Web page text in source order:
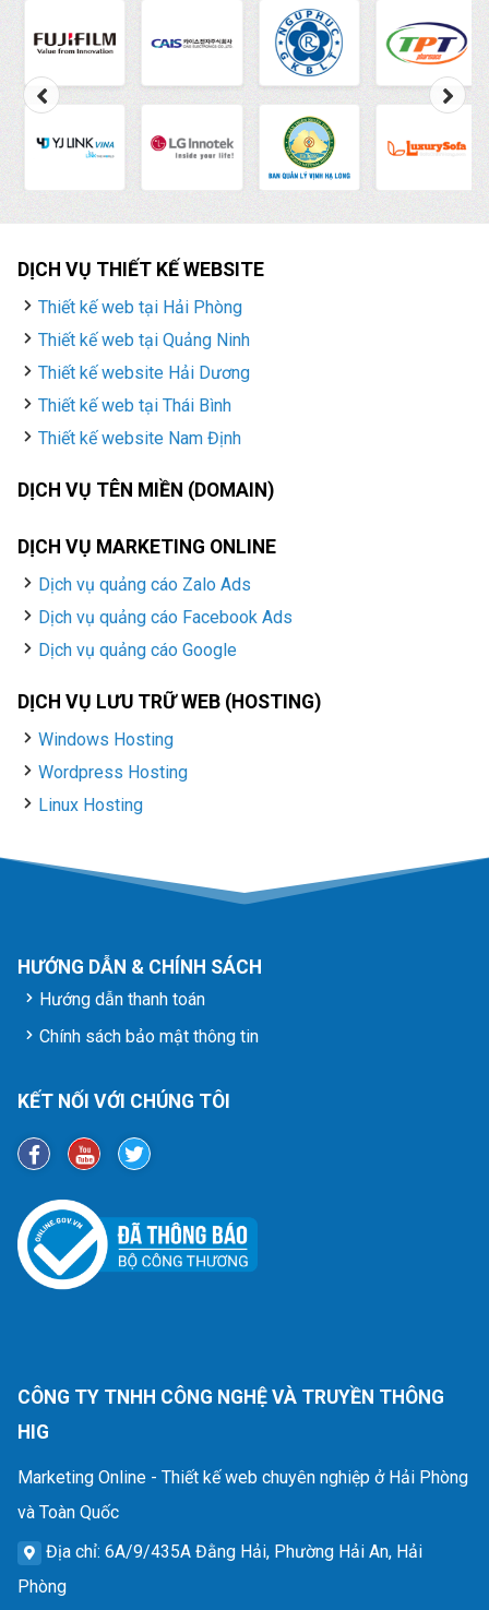
DỊCH VỤ THIẾT KẾ WEBSITE
Thiết kế web tại Hải Phòng
Thiết kế web tại Quảng Ninh
Thiết kế website Hải Dương
Thiết kế web tại Thái Bình
Thiết kế website Nam Định
DỊCH VỤ TÊN MIỀN (DOMAIN)
DỊCH VỤ MARKETING ONLINE
Dịch vụ quảng cáo Zalo Ads
Dịch vụ quảng cáo Facebook Ads
Dịch vụ quảng cáo Google
DỊCH VỤ LƯU TRỮ WEB (HOSTING)
Windows Hosting
Wordpress Hosting
Linux Hosting
HƯỚNG DẪN & CHÍNH SÁCH
Hướng dẫn thanh toán
Chính sách bảo mật thông tin
KẾT NỐI VỚI CHÚNG TÔI
CÔNG TY TNHH CÔNG NGHỆ VÀ TRUYỀN THÔNG
HIG
Marketing Online - Thiết kế web chuyên nghiệp ở Hải Phòng
và Toàn Quốc
Địa chỉ: 6A/9/435A Đằng Hải, Phường Hải An, Hải
Phòng